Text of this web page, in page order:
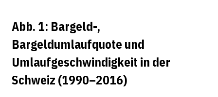
Abb. 1: Bargeld-,
Bargeldumlaufquote und
Umlaufgeschwindigkeit in der
Schweiz (1990–2016)